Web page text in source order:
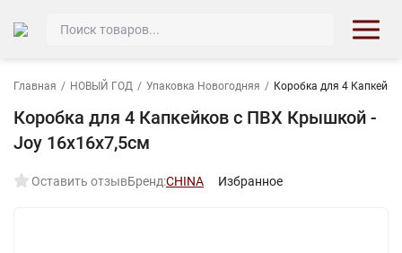
Главная / НОВЫЙ ГОД / Упаковка Новогодняя / Коробка для 4
Коробка для 4 Капкейков c ПВХ Крышкой -
Joy 16х16х7,5см
Оставить отзывБренд:CHINA Избранное